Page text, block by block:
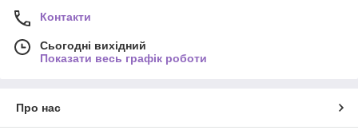
Контакти
Сьогодні вихідний
Показати весь графік роботи
Про нас